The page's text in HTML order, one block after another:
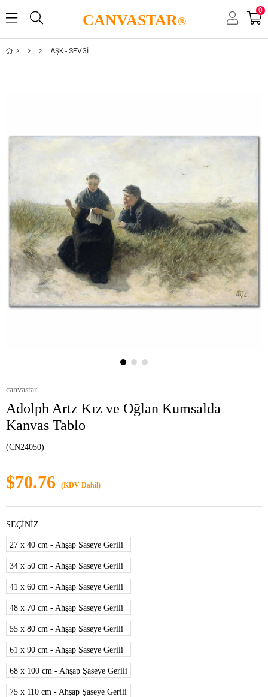
CANVASTAR®
0
AŞK - SEVGI
canvastar
Adolph Artz Kız ve Oğlan Kumsalda
Kanvas Tablo
(CN24050)
$70.76 (KDV Dahil)
SEÇİNİZ
27 x 40 cm - Ahşap Şaseye Gerili
34 x 50 cm - Ahşap Şaseye Gerili
41 x 60 cm - Ahşap Şaseye Gerili
48 x 70 cm - Ahşap Şaseye Gerili
55 x 80 cm - Ahşap Şaseye Gerili
61 x 90 cm - Ahşap Şaseye Gerili
68 x 100 cm - Ahşap Şaseye Gerili
75 x 110 cm - Ahşap Şaseye Gerili